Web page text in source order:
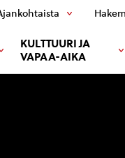
KULTTUURI JA
VAPAA-AIKA